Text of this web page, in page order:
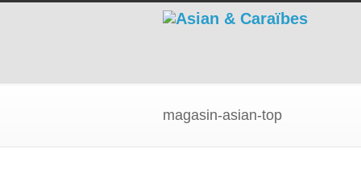
magasin-asian-top